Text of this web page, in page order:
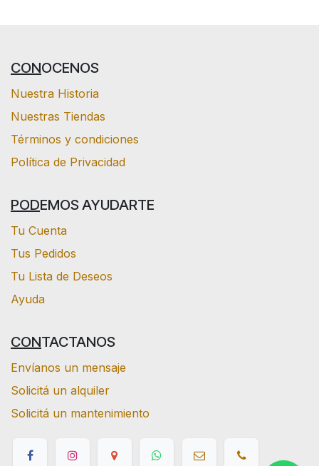
CONOCENOS
Nuestra Historia
Nuestras Tiendas
Términos y condiciones
Política de Privacidad
PODEMOS AYUDARTE
Tu Cuenta
Tus Pedidos
Tu Lista de Deseos
Ayuda
CONTACTANOS
Envíanos un mensaje
Solicitá un alquiler
Solicitá un mantenimiento